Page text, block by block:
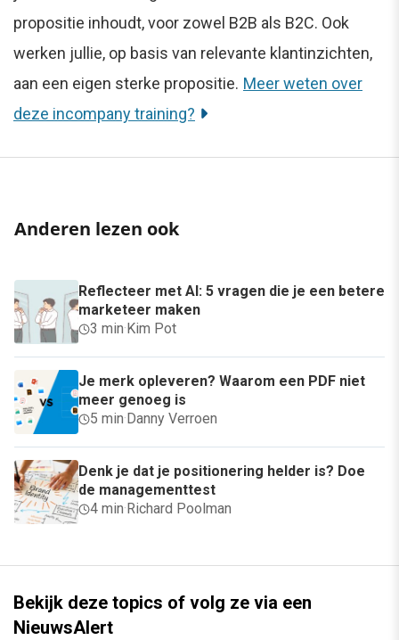
propositie inhoudt, voor zowel B2B als B2C. Ook
werken jullie, op basis van relevante klantinzichten,
aan een eigen sterke propositie. Meer weten over
deze incompany training?
Anderen lezen ook
Reflecteer met AI: 5 vragen die je een betere
marketeer maken
3 min· Kim Pot
Je merk opleveren? Waarom een PDF niet
meer genoeg is
5 min· Danny Verroen
Denk je dat je positionering helder is? Doe
de managementtest
4 min· Richard Poolman
Bekijk deze topics of volg ze via een
NieuwsAlert